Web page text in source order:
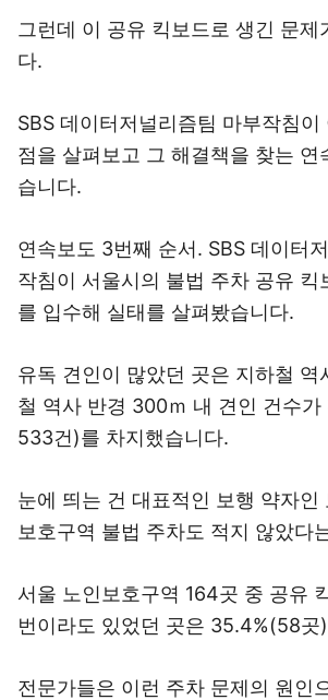
그런데 이 공유 킥보드로 생긴 문제
다.
SBS 데이터저널리즘팀 마부작침이
점을 살펴보고 그 해결책을 찾는 연
습니다.
연속보도 3번째 순서. SBS 데이터
작침이 서울시의 불법 주차 공유 킥
를 입수해 실태를 살펴봤습니다.
유독 견인이 많았던 곳은 지하철 역
철 역사 반경 300ｍ 내 견인 건수가
533건)를 차지했습니다.
눈에 띄는 건 대표적인 보행 약자인
보호구역 불법 주차도 적지 않았다
서울 노인보호구역 164곳 중 공유
번이라도 있었던 곳은 35.4%(58곳
전문가들은 이런 주차 문제의 원인